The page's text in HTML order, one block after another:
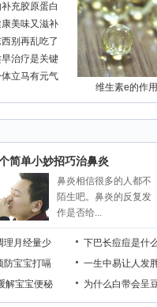
充胶原蛋白
美味又滋补
别再乱吃了
治疗是关键
立马有元气
维生素e的作用
简单小妙招巧治鼻炎
鼻炎相信很多的人都不
陌生吧。鼻炎的反复发
作是否给...
理月经量少
防宝宝打嗝
解宝宝便秘
下巴长痘痘是什
一生中易让人发
为什么白带会呈